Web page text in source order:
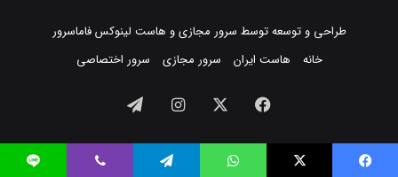
طراحی و توسعه توسط سرور مجازیو هاست لینوکسفاماسرور
خانه
هاست ایران سرور مجازی سرور اختصاصی
فیسبوک ایکس اینستاگرام